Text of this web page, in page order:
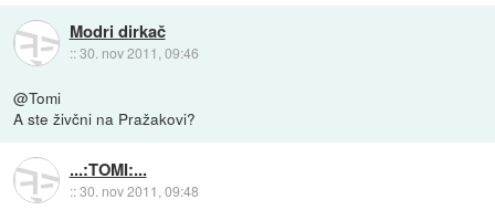
Modri dirkač
::30. nov 2011, 09:46
@Tomi
A ste živčni na Pražakovi?
...:TOMI:...
::30. nov 2011, 09:48